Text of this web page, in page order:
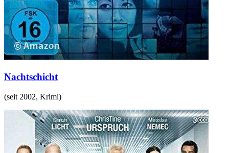
Nachtschicht
(seit 2002, Krimi)